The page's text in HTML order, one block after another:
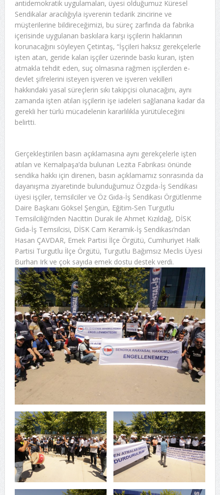
antidemokratik uygulamaları, üyesi olduğumuz Küresel
Sendikalar aracılığıyla işverenin tedarik zincirine ve
müşterilerine bildireceğimizi, bu süreç zarfında da fabrika
içerisinde uygulanan baskılara karşı işçilerin haklarının
korunacağını söyleyen Çetintaş, “İşçileri haksız gerekçelerle
işten atan, geride kalan işçiler üzerinde baskı kuran, işten
atmakla tehdit eden, suç olmasına rağmen işçilerden e-
devlet şifrelerini isteyen işveren ve işveren vekilleri
hakkındaki yasal süreçlerin sıkı takipçisi olunacağını, aynı
zamanda işten atılan işçilerin işe iadeleri sağlanana kadar da
gerekli her türlü mücadelenin kararlılıkla yürütüleceğini
belirtti.
Gerçekleştirilen basın açıklamasına aynı gerekçelerle işten
atılan ve Kemalpaşa’da bulunan Lezita Fabrikası önünde
sendika hakkı için direnen, basın açıklamamız sonrasında da
dayanışma ziyaretinde bulunduğumuz Özgıda-İş Sendikası
üyesi işçiler, temsilciler ve Öz Gıda-İş Sendikası Örgütlenme
Daire Başkanı Göksel Şengün, Eğitim-Sen Turgutlu
Temsilciliği’nden Nacittin Durak ile Ahmet Kızıldağ, DİSK
Gıda-İş Temsilcisi, DİSK Cam Keramik-İş Sendikası’ndan
Hasan ÇAVDAR, Emek Partisi İlçe Örgütü, Cumhuriyet Halk
Partisi Turgutlu İlçe Örgütü, Turgutlu Bağımsız Meclis Üyesi
Burhan Irk ve çok sayıda emek dostu destek verdi.